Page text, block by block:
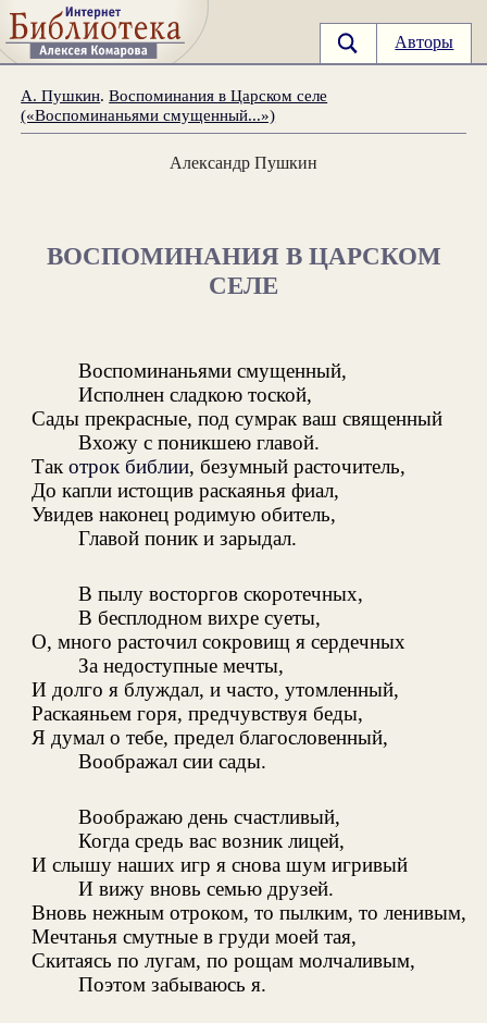
Авторы
А. Пушкин.Воспоминания в Царском селе
(«Воспоминаньями смущенный...»)
Александр Пушкин
ВОСПОМИНАНИЯ В ЦАРСКОМ
СЕЛЕ
Воспоминаньями смущенный,
Исполнен сладкою тоской,
Сады прекрасные, под сумрак ваш священный
Вхожу с поникшею главой.
Так отрок библии, безумный расточитель,
До капли истощив раскаянья фиал,
Увидев наконец родимую обитель,
Главой поник и зарыдал.
В пылу восторгов скоротечных,
В бесплодном вихре суеты,
О, много расточил сокровищ я сердечных
За недоступные мечты,
И долго я блуждал, и часто, утомленный,
Раскаяньем горя, предчувствуя беды,
Я думал о тебе, предел благословенный,
Воображал сии сады.
Воображаю день счастливый,
Когда средь вас возник лицей,
И слышу наших игр я снова шум игривый
И вижу вновь семью друзей.
Вновь нежным отроком, то пылким, то ленивым,
Мечтанья смутные в груди моей тая,
Скитаясь по лугам, по рощам молчаливым,
Поэтом забываюсь я.